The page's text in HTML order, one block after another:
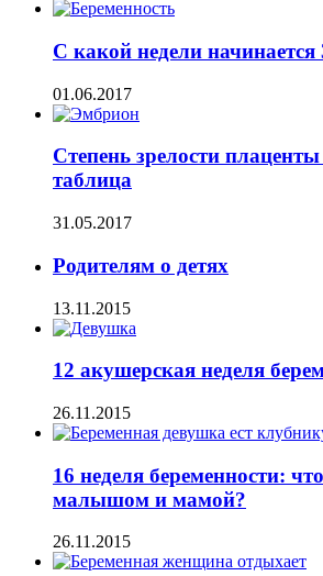
С какой недели начинается
01.06.2017
Степень зрелости
таблица
31.05.2017
Родителям о детях
13.11.2015
12 акушерская неделя
26.11.2015
16 неделя беременности:
малышом и мамой?
26.11.2015